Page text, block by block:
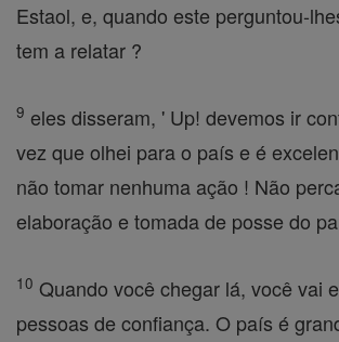
Estaol, e, quando este perguntou-
tem a relatar ?
9 eles disseram, ' Up! devemos ir
vez que olhei para o país e é
não tomar nenhuma ação ! Não
elaboração e tomada de posse do
10 Quando você chegar lá, você vai
pessoas de confiança. O país é